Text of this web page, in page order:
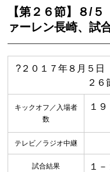
【第２６節】８/
ァーレン長崎、試
?２０１７年８月５日
２６
キックオフ／入場者
数
１
テレビ／ラジオ中継
試合結果 １